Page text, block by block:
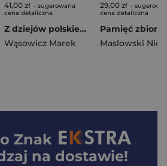
41,00 zł - sugerowana
cena detaliczna
Z dziejów polskiego prawa karnego. Prawo karne i nauka prawa karnego na ziemiach polskich w XIX wieku i w II Rzeczypospolitej
Wąsowicz Marek
29,00 zł -
cena detaliczna
Maslowski
Znak
na dostawie!